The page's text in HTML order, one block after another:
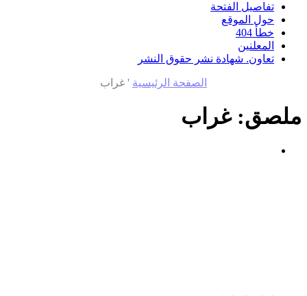
تفاصيل الفتحة
حول الموقع
خطأ 404
المعلنين
تعاون. شهادة نشر حقوق النشر
الصفحة الرئيسية ' غراب
ملصق:غراب